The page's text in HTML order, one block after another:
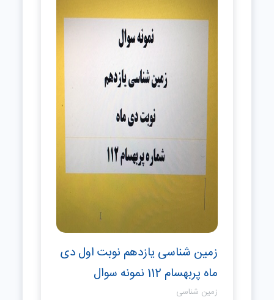
زمین شناسی یازدهم نوبت اول دی
ماه پربهسام 112 نمونه سوال
زمین شناسی